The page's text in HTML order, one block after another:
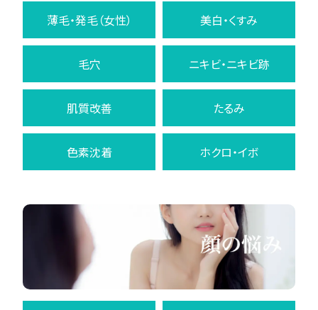
薄毛・発毛（女性） 美白・くすみ
毛穴 ニキビ・ニキビ跡
肌質改善 たるみ
色素沈着 ホクロ・イボ